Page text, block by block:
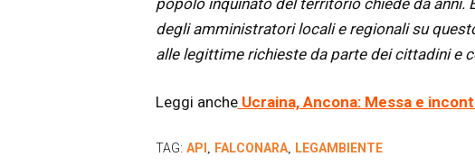
degli amministratori locali e regionali su
alle legittime richieste da parte dei cittadini e
Leggi ancheUcraina, Ancona: Messa e
TAG: API FALCONARA, LEGAMBIENTE